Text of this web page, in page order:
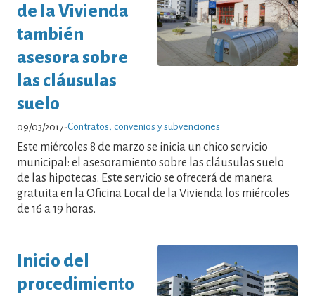
de la Vivienda
también
asesora sobre
las cláusulas
suelo
09/03/2017-Contratos, convenios y subvenciones
Este miércoles 8 de marzo se inicia un chico servicio
municipal: el asesoramiento sobre las cláusulas suelo
de las hipotecas. Este servicio se ofrecerá de manera
gratuita en la Oficina Local de la Vivienda los miércoles
de 16 a 19 horas.
Inicio del
procedimiento